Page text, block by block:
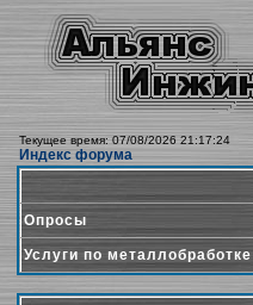
Текущее время: 07/08/2026 21:17:24
Индекс форума
Опросы
Услуги по металлобработке